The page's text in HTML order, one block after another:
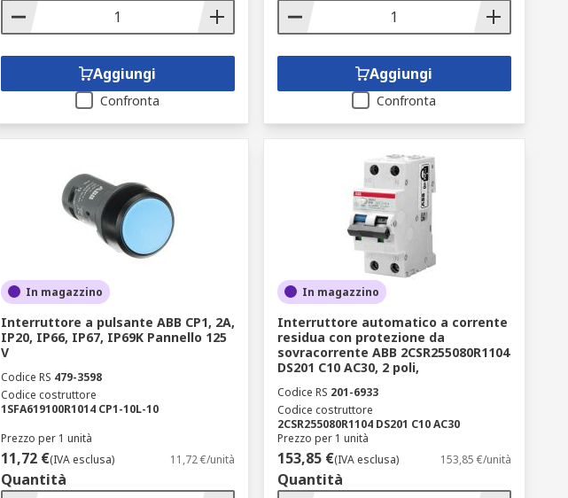
Aggiungi
Confronta
Aggiungi
Confronta
In magazzino
Interruttore a pulsante ABB CP1, 2A,
IP20, IP66, IP67, IP69K Pannello 125
V
Codice RS 479-3598
Codice costruttore
1SFA619100R1014 CP1-10L-10
Prezzo per 1 unità
11,72 €(IVA esclusa) 11,72 €/unità
Quantità
In magazzino
Interruttore automatico a corrente
residua con protezione da
sovracorrente ABB 2CSR255080R1104
DS201 C10 AC30, 2 poli,
Codice RS 201-6933
Codice costruttore
2CSR255080R1104 DS201 C10 AC30
Prezzo per 1 unità
153,85 €(IVA esclusa) 153,85 €/unità
Quantità